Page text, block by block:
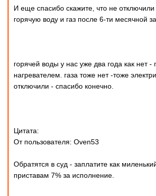
И еще спасибо скажите, что не отключили
горячую воду и газ после 6-ти месячной
горячей воды у нас уже два года как нет -
нагревателем. газа тоже нет -тоже
отключили - спасибо конечно.
Цитата:
От пользователя: Oven53
Обратятся в суд - заплатите как
приставам 7% за исполнение.